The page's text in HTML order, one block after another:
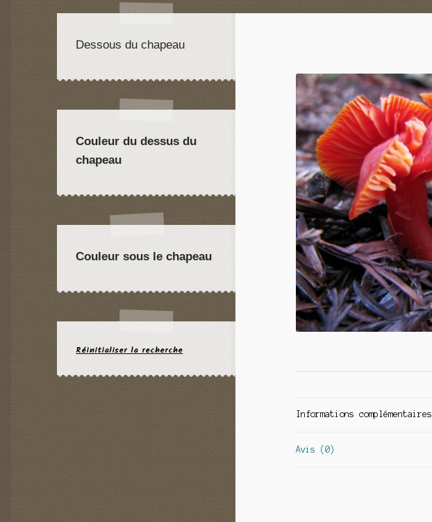
Informations complémentaires
Avis (0)
Dessous du chapeau
Couleur du dessus du
chapeau
Couleur sous le chapeau
Réinitialiser la recherche